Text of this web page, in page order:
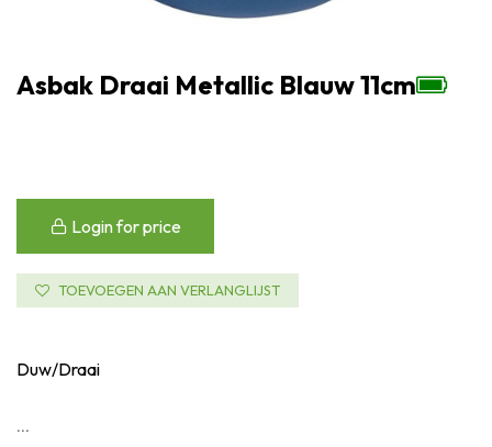
Asbak Draai Metallic Blauw 11cm
Login for price
TOEVOEGEN AAN VERLANGLIJST
Duw/Draai
...